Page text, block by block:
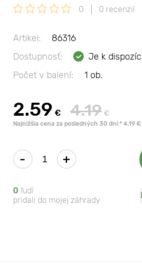
0 0 recenzií
Artikel:
86316
Dostupnosť:
Je k
Počet v balení:
1 ob.
2.59 € 4.19 €
Najnižšia cena za posledných 30 dní:* 4.19 €
- +
0 ľudí
pridali do mojej záhrady